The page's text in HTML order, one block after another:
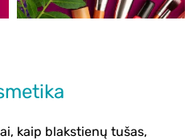
kaip blakstienų tušas,